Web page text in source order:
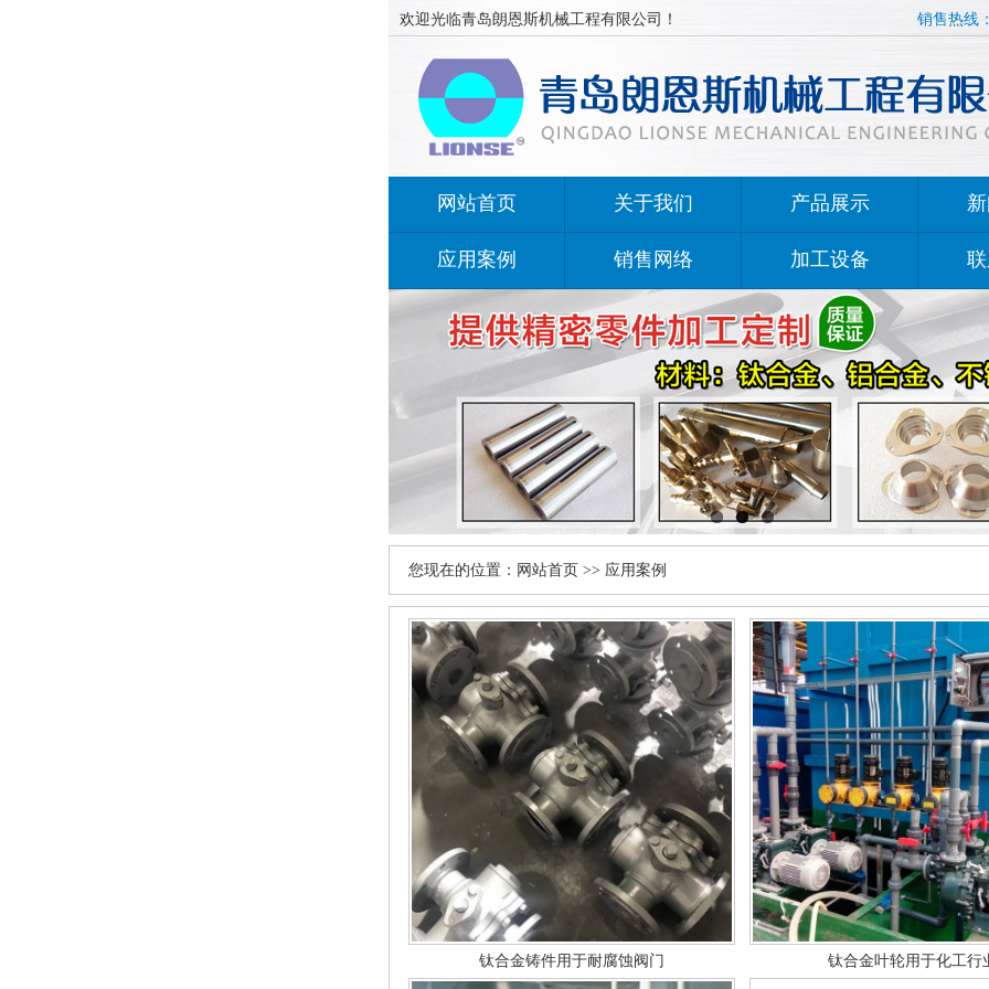
欢迎光临青岛朗恩斯机械工程有限公司！ 销售热线
网站首页 关于我们 产品展示
应用案例 销售网络 加工设备
您现在的位置： 网站首页 >> 应用案例
钛合金铸件用于耐腐蚀阀门 钛合金叶轮用于化工行